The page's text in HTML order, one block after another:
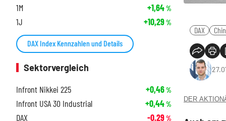
DAX
DER
1M +1,64%
1J +10,29%
DAX Index Kennzahlen und Details
Sektorvergleich
Infront Nikkei 225
+0,46%
Infront USA 30 Industrial +0,44%
DAX -0,29%